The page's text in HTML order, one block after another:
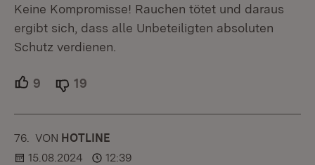
Keine Kompromisse! Rauchen tötet und daraus
ergibt sich, dass alle Unbeteiligten absoluten
Schutz verdienen.
9 Unterstützer.
19
76. KOMMENTAR
VON :HOTLINE
15.08.2024
12:39